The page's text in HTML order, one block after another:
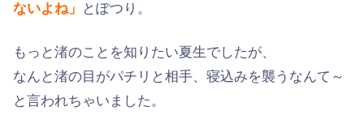
ないよね」
とぽつり。
もっと渚のことを知りたい夏生でしたが、
なんと渚の目がパチリと相手、寝込みを襲うなんて～
と言われちゃいました。